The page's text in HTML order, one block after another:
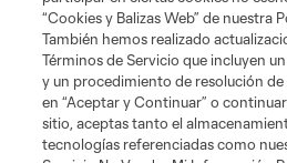
de la MLS o son usadas con el permiso de
desautorizado está prohibido.
“Cookies y Balizas Web” de nuestra
También hemos realizado
Términos de Servicio que incluyen
y un procedimiento de resolución
en “Aceptar y Continuar” o
sitio, aceptas tanto el
tecnologías referenciadas como